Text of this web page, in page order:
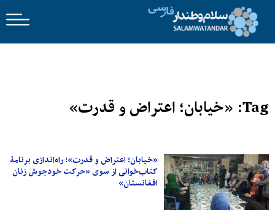
Tag: «خیابان؛ اعتراض و قدرت»
«خیابان؛ اعتراض و قدرت»؛ راه‌اندازی برنامۀ
کتاب‌خوانی از سوی «حرکت خودجوش زنان
افغانستان»